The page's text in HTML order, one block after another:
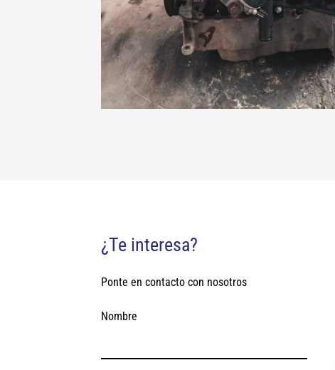
¿Te interesa?
Ponte en contacto con nosotros
Nombre